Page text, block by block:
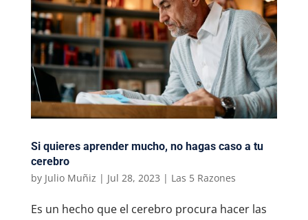
Si quieres aprender mucho, no hagas caso a tu
cerebro
by Julio Muñiz | Jul 28, 2023 | Las 5 Razones
Es un hecho que el cerebro procura hacer las